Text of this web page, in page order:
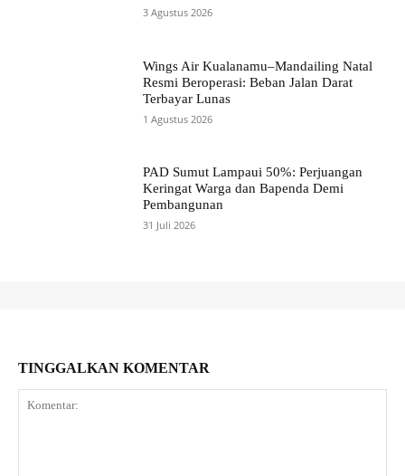
3 Agustus 2026
Wings Air Kualanamu–Mandailing Natal
Resmi Beroperasi: Beban Jalan Darat
Terbayar Lunas
1 Agustus 2026
PAD Sumut Lampaui 50%: Perjuangan
Keringat Warga dan Bapenda Demi
Pembangunan
31 Juli 2026
TINGGALKAN KOMENTAR